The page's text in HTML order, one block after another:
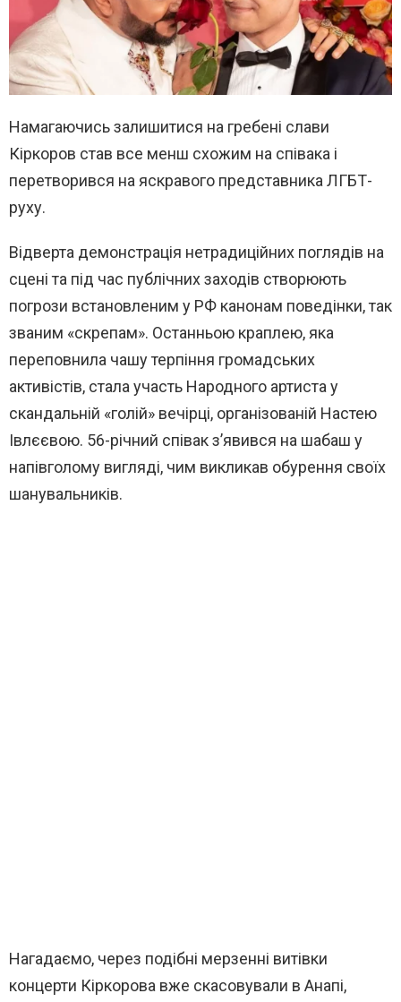
Намагаючись залишитися на гребені слави
Кіркоров став все менш схожим на співака і
перетворився на яскравого представника ЛГБТ-
руху.
Відверта демонстрація нетрадиційних поглядів на
сцені та під час публічних заходів створюють
погрози встановленим у РФ канонам поведінки, так
званим «скрепам». Останньою краплею, яка
переповнила чашу терпіння громадських
активістів, стала участь Народного артиста у
скандальній «голій» вечірці, організованій Настею
Івлєєвою. 56-річний співак з’явився на шабаш у
напівголому вигляді, чим викликав обурення своїх
шанувальників.
Нагадаємо, через подібні мерзенні витівки
концерти Кіркорова вже скасовували в Анапі,